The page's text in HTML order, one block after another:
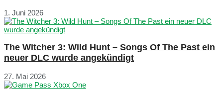
1. Juni 2026
The Witcher 3: Wild Hunt – Songs Of The Past ein
neuer DLC wurde angekündigt
27. Mai 2026